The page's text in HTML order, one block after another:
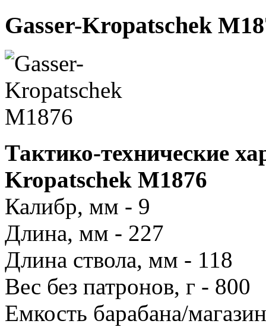
Gasser-Kropatschek
Тактико-технические
Kropatschek M1876
Калибр, мм - 9
Длина, мм - 227
Длина ствола, мм - 118
Вес без патронов, г - 800
Емкость барабана/